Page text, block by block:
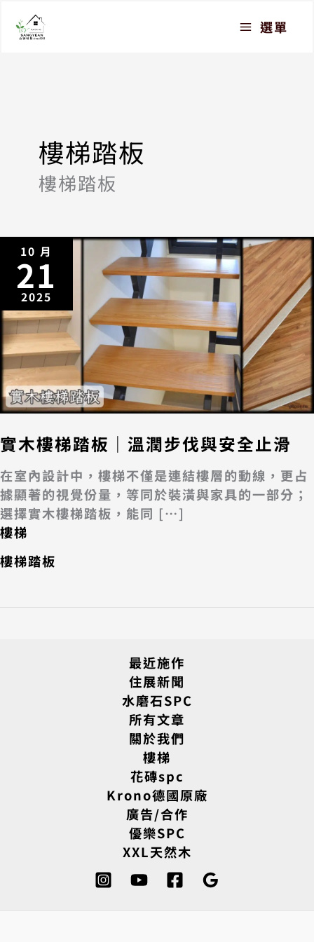
選單
樓梯踏板
樓梯踏板
10 月
21
2025
實木樓梯踏板｜溫潤步伐與安全止滑
在室內設計中，樓梯不僅是連結樓層的動線，更占
據顯著的視覺份量，等同於裝潢與家具的一部分；
選擇實木樓梯踏板，能同 […]
樓梯
樓梯踏板
最近施作
住展新聞
水磨石SPC
所有文章
關於我們
樓梯
花磚spc
Krono德國原廠
廣告/合作
優樂SPC
XXL天然木